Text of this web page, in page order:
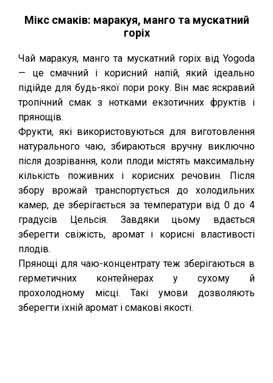
Мікс смаків: маракуя, манго та мускатний
горіх
Чай маракуя, манго та мускатний горіх від Yogoda
— це смачний і корисний напій, який ідеально
підійде для будь-якої пори року. Він має яскравий
тропічний смак з нотками екзотичних фруктів і
прянощів.
Фрукти, які використовуються для виготовлення
натурального чаю, збираються вручну виключно
після дозрівання, коли плоди містять максимальну
кількість поживних і корисних речовин. Після
збору врожай транспортується до холодильних
камер, де зберігається за температури від 0 до 4
градусів Цельсія. Завдяки цьому вдається
зберегти свіжість, аромат і корисні властивості
плодів.
Прянощі для чаю-концентрату теж зберігаються в
герметичних контейнерах у сухому й
прохолодному місці. Такі умови дозволяють
зберегти їхній аромат і смакові якості.